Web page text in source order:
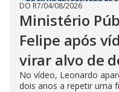
DO R7/04/08/2026
Ministério
Felipe após
virar alvo de
No vídeo, Leonardo
dois anos a repetir uma